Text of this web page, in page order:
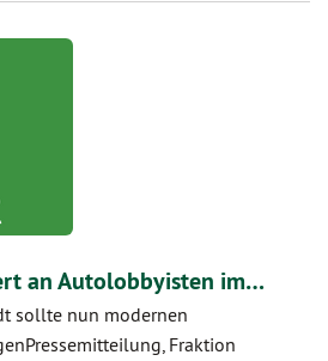
an Autolobbyisten im…
sollte nun modernen
Fraktion